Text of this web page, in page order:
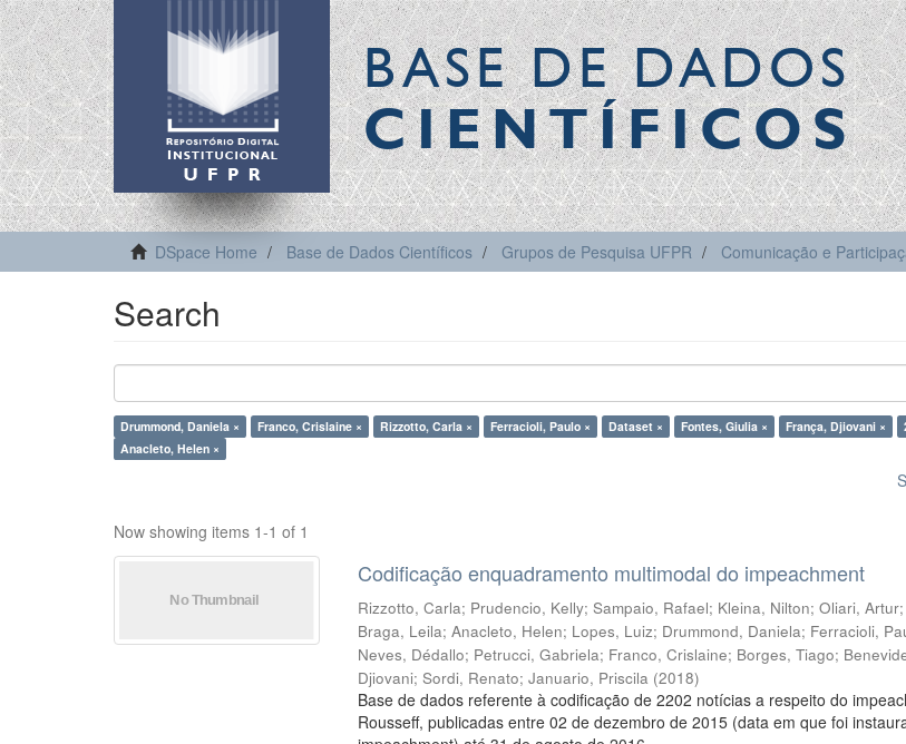
BASE DE DADOS
CIENTÍFICOS
DSpace Home Base de Dados Científicos Grupos de Pesquisa UFPR Comunicação e
Search
Drummond, Daniela × Franco, Crislaine × Rizzotto, Carla × Ferracioli, Paulo × Dataset × Fontes, Giulia × França, Djiovani ×
Anacleto, Helen ×
Now showing items 1-1 of 1
Codificação enquadramento multimodal do impeachment
Rizzotto, Carla; Prudencio, Kelly;Sampaio, Rafael; Kleina, Nilton;Oliari, Artur;
Braga, Leila;Anacleto, Helen; Lopes, Luiz; Drummond, Daniela; Ferracioli,
Neves, Dédallo; Petrucci, Gabriela; Franco, Crislaine; Borges, Tiago;
Djiovani;Sordi, Renato;Januario, Priscila (2018)
Base de dados referente à codificação de 2202 notícias a respeito do
Rousseff, publicadas entre 02 de dezembro de 2015 (data em que foi